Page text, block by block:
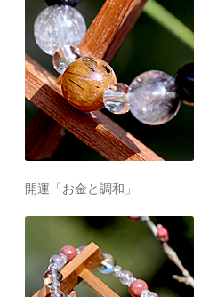
開運「お金と調和」